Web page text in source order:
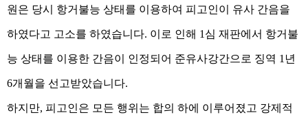
원은 당시 항거불능 상태를 이용하여 피고인이 유사 간음을
하였다고 고소를 하였습니다. 이로 인해 1심 재판에서 항거불
능 상태를 이용한 간음이 인정되어 준유사강간으로 징역 1년
6개월을 선고받았습니다.
하지만, 피고인은 모든 행위는 합의 하에 이루어졌고 강제적